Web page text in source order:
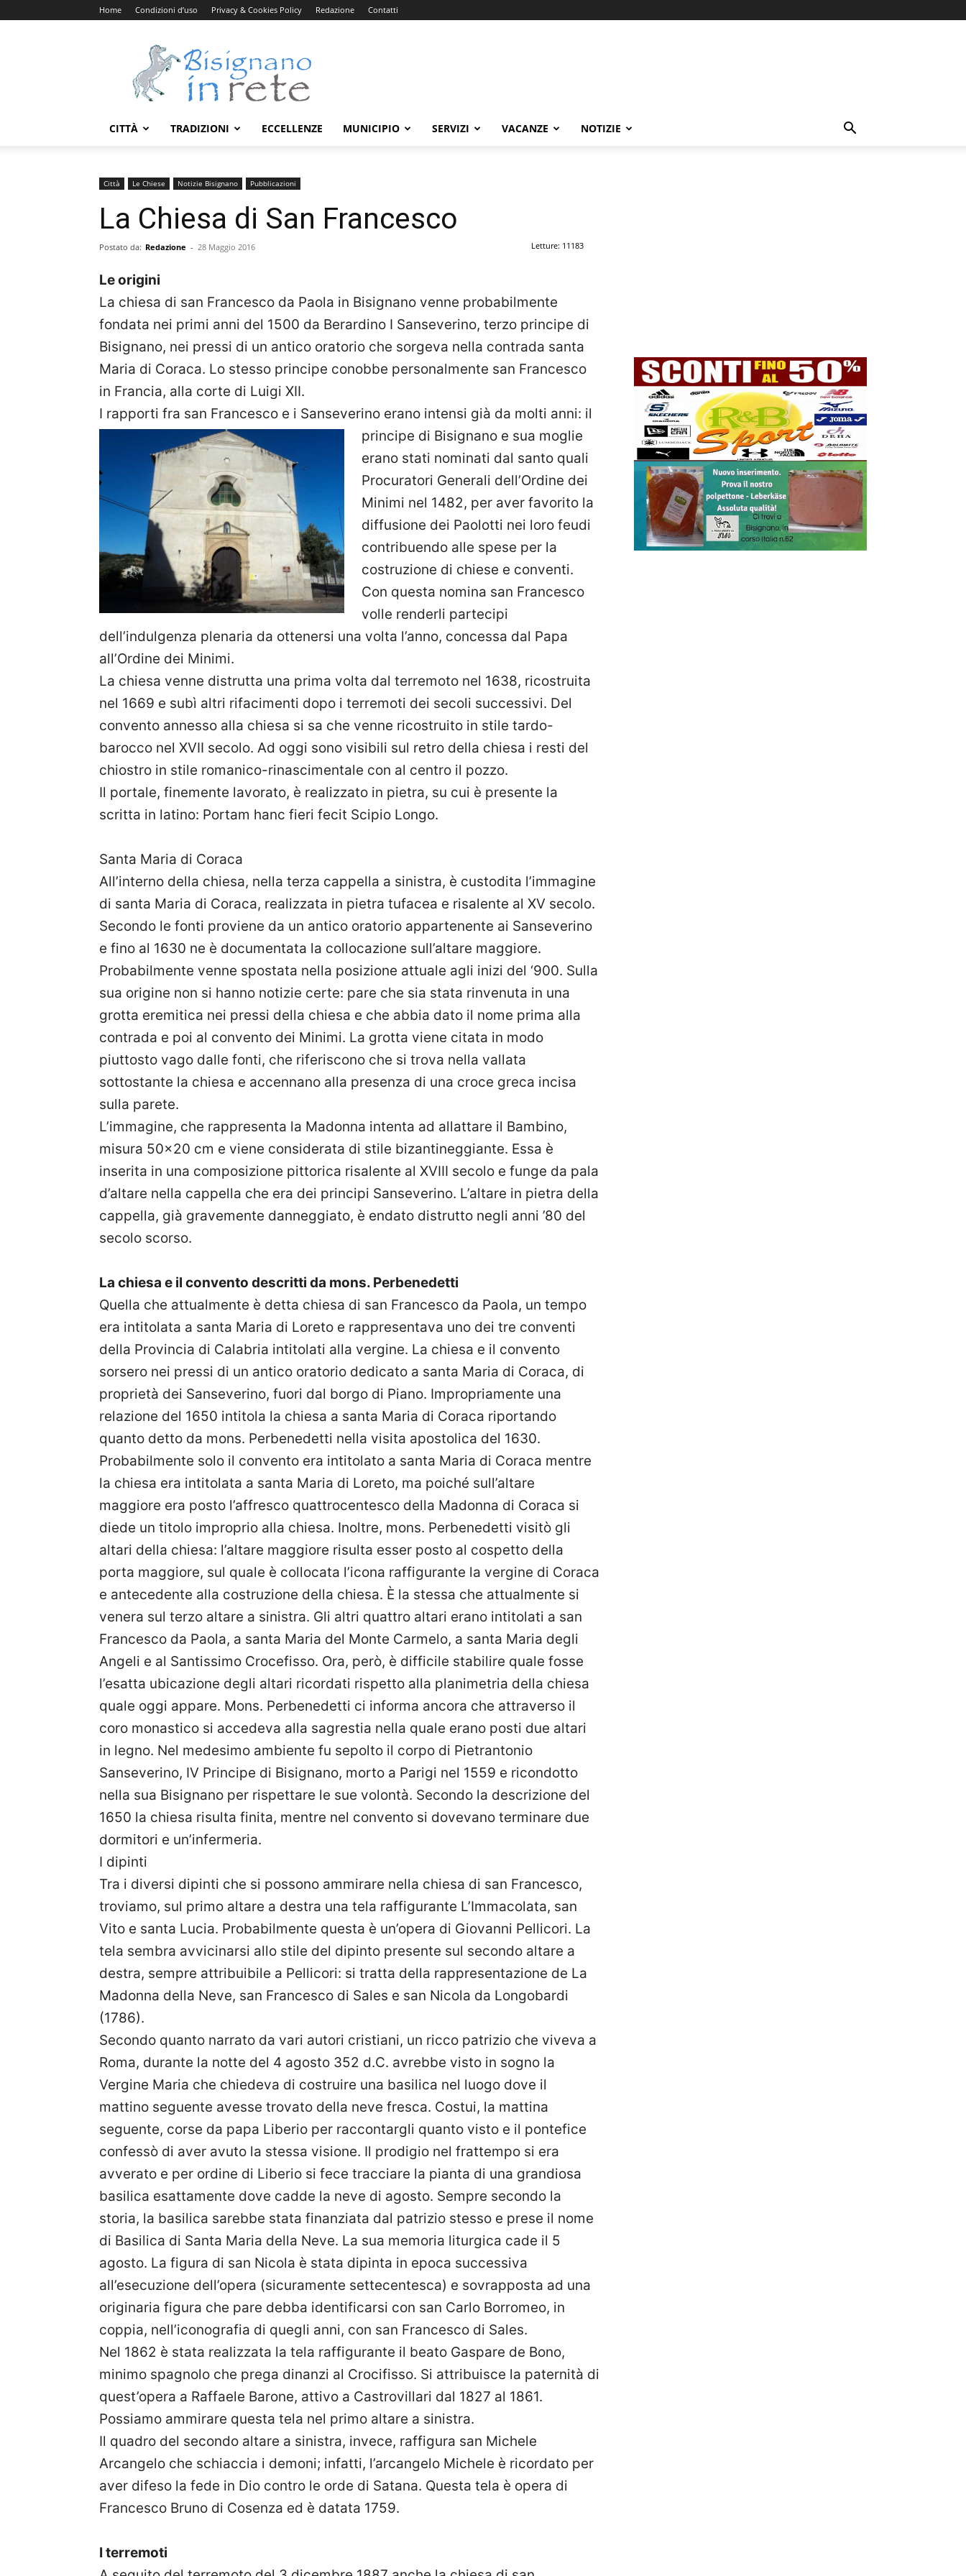
Home Condizioni d’uso Privacy & Cookies Policy Redazione Contatti
Bisignanoinrete.com
CITTÀ TRADIZIONI ECCELLENZE MUNICIPIO SERVIZI VACANZE NOTIZIE
Città Le Chiese Notizie Bisignano Pubblicazioni
La Chiesa di San Francesco
Postato da: Redazione - 28 Maggio 2016 Letture: 11183
Le origini
La chiesa di san Francesco da Paola in Bisignano venne probabilmente
fondata nei primi anni del 1500 da Berardino I Sanseverino, terzo principe di
Bisignano, nei pressi di un antico oratorio che sorgeva nella contrada santa
Maria di Coraca. Lo stesso principe conobbe personalmente san Francesco
in Francia, alla corte di Luigi XII.
I rapporti fra san Francesco e i Sanseverino erano intensi già da molti anni: il
principe di Bisignano e sua moglie
erano stati nominati dal santo quali
Procuratori Generali dell’Ordine dei
Minimi nel 1482, per aver favorito la
diffusione dei Paolotti nei loro feudi
contribuendo alle spese per la
costruzione di chiese e conventi.
Con questa nomina san Francesco
volle renderli partecipi
dell’indulgenza plenaria da ottenersi una volta l’anno, concessa dal Papa
all’Ordine dei Minimi.
La chiesa venne distrutta una prima volta dal terremoto nel 1638, ricostruita
nel 1669 e subì altri rifacimenti dopo i terremoti dei secoli successivi. Del
convento annesso alla chiesa si sa che venne ricostruito in stile tardo-
barocco nel XVII secolo. Ad oggi sono visibili sul retro della chiesa i resti del
chiostro in stile romanico-rinascimentale con al centro il pozzo.
Il portale, finemente lavorato, è realizzato in pietra, su cui è presente la
scritta in latino: Portam hanc fieri fecit Scipio Longo.
Santa Maria di Coraca
All’interno della chiesa, nella terza cappella a sinistra, è custodita l’immagine
di santa Maria di Coraca, realizzata in pietra tufacea e risalente al XV secolo.
Secondo le fonti proviene da un antico oratorio appartenente ai Sanseverino
e fino al 1630 ne è documentata la collocazione sull’altare maggiore.
Probabilmente venne spostata nella posizione attuale agli inizi del ‘900. Sulla
sua origine non si hanno notizie certe: pare che sia stata rinvenuta in una
grotta eremitica nei pressi della chiesa e che abbia dato il nome prima alla
contrada e poi al convento dei Minimi. La grotta viene citata in modo
piuttosto vago dalle fonti, che riferiscono che si trova nella vallata
sottostante la chiesa e accennano alla presenza di una croce greca incisa
sulla parete.
L’immagine, che rappresenta la Madonna intenta ad allattare il Bambino,
misura 50×20 cm e viene considerata di stile bizantineggiante. Essa è
inserita in una composizione pittorica risalente al XVIII secolo e funge da pala
d’altare nella cappella che era dei principi Sanseverino. L’altare in pietra della
cappella, già gravemente danneggiato, è endato distrutto negli anni ’80 del
secolo scorso.
La chiesa e il convento descritti da mons. Perbenedetti
Quella che attualmente è detta chiesa di san Francesco da Paola, un tempo
era intitolata a santa Maria di Loreto e rappresentava uno dei tre conventi
della Provincia di Calabria intitolati alla vergine. La chiesa e il convento
sorsero nei pressi di un antico oratorio dedicato a santa Maria di Coraca, di
proprietà dei Sanseverino, fuori dal borgo di Piano. Impropriamente una
relazione del 1650 intitola la chiesa a santa Maria di Coraca riportando
quanto detto da mons. Perbenedetti nella visita apostolica del 1630.
Probabilmente solo il convento era intitolato a santa Maria di Coraca mentre
la chiesa era intitolata a santa Maria di Loreto, ma poiché sull’altare
maggiore era posto l’affresco quattrocentesco della Madonna di Coraca si
diede un titolo improprio alla chiesa. Inoltre, mons. Perbenedetti visitò gli
altari della chiesa: l’altare maggiore risulta esser posto al cospetto della
porta maggiore, sul quale è collocata l’icona raffigurante la vergine di Coraca
e antecedente alla costruzione della chiesa. È la stessa che attualmente si
venera sul terzo altare a sinistra. Gli altri quattro altari erano intitolati a san
Francesco da Paola, a santa Maria del Monte Carmelo, a santa Maria degli
Angeli e al Santissimo Crocefisso. Ora, però, è difficile stabilire quale fosse
l’esatta ubicazione degli altari ricordati rispetto alla planimetria della chiesa
quale oggi appare. Mons. Perbenedetti ci informa ancora che attraverso il
coro monastico si accedeva alla sagrestia nella quale erano posti due altari
in legno. Nel medesimo ambiente fu sepolto il corpo di Pietrantonio
Sanseverino, IV Principe di Bisignano, morto a Parigi nel 1559 e ricondotto
nella sua Bisignano per rispettare le sue volontà. Secondo la descrizione del
1650 la chiesa risulta finita, mentre nel convento si dovevano terminare due
dormitori e un’infermeria.
I dipinti
Tra i diversi dipinti che si possono ammirare nella chiesa di san Francesco,
troviamo, sul primo altare a destra una tela raffigurante L’Immacolata, san
Vito e santa Lucia. Probabilmente questa è un’opera di Giovanni Pellicori. La
tela sembra avvicinarsi allo stile del dipinto presente sul secondo altare a
destra, sempre attribuibile a Pellicori: si tratta della rappresentazione de La
Madonna della Neve, san Francesco di Sales e san Nicola da Longobardi
(1786).
Secondo quanto narrato da vari autori cristiani, un ricco patrizio che viveva a
Roma, durante la notte del 4 agosto 352 d.C. avrebbe visto in sogno la
Vergine Maria che chiedeva di costruire una basilica nel luogo dove il
mattino seguente avesse trovato della neve fresca. Costui, la mattina
seguente, corse da papa Liberio per raccontargli quanto visto e il pontefice
confessò di aver avuto la stessa visione. Il prodigio nel frattempo si era
avverato e per ordine di Liberio si fece tracciare la pianta di una grandiosa
basilica esattamente dove cadde la neve di agosto. Sempre secondo la
storia, la basilica sarebbe stata finanziata dal patrizio stesso e prese il nome
di Basilica di Santa Maria della Neve. La sua memoria liturgica cade il 5
agosto. La figura di san Nicola è stata dipinta in epoca successiva
all’esecuzione dell’opera (sicuramente settecentesca) e sovrapposta ad una
originaria figura che pare debba identificarsi con san Carlo Borromeo, in
coppia, nell’iconografia di quegli anni, con san Francesco di Sales.
Nel 1862 è stata realizzata la tela raffigurante il beato Gaspare de Bono,
minimo spagnolo che prega dinanzi al Crocifisso. Si attribuisce la paternità di
quest’opera a Raffaele Barone, attivo a Castrovillari dal 1827 al 1861.
Possiamo ammirare questa tela nel primo altare a sinistra.
Il quadro del secondo altare a sinistra, invece, raffigura san Michele
Arcangelo che schiaccia i demoni; infatti, l’arcangelo Michele è ricordato per
aver difeso la fede in Dio contro le orde di Satana. Questa tela è opera di
Francesco Bruno di Cosenza ed è datata 1759.
I terremoti